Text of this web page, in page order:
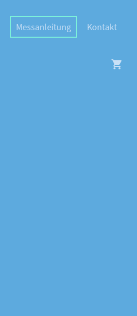
Messanleitung Kontakt